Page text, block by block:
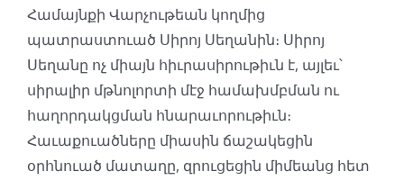
Համայնքի Վարչութեան կողմից
պատրաստուած Սիրոյ Սեղանին։ Սիրոյ
Սեղանը ոչ միայն հիւրասիրութիւն է, այլեւ՝
սիրալիր մթնոլորտի մէջ համախմբման ու
հաղորդակցման հնարաւորութիւն։
Հաւաքուածները միասին ճաշակեցին
օրհնուած մատաղը, զրուցեցին միմեանց հետ